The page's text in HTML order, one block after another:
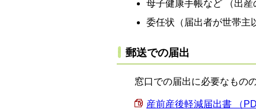
母子健康手帳など （出産
委任状（届出者が世帯主
郵送での届出
窓口での届出に必要なもの
産前産後軽減届出書 （